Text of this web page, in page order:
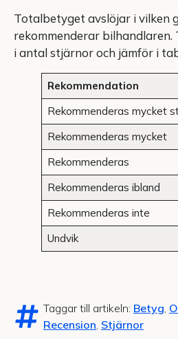
Totalbetyget avslöjar i vilken
rekommenderar
i antal stjärnor och jämför i
Rekommendation
Rekommenderas mycket
Rekommenderas mycket
Rekommenderas
Rekommenderas ibland
Rekommenderas inte
Undvik
Taggar till artikeln: Betyg
Recension Stjärnor